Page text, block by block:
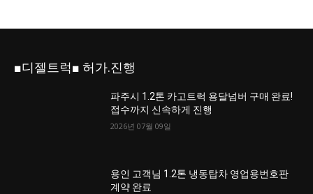
■디젤트럭■ 허가.진행
파주시 1.2톤 카고트럭 용달넘버 구매 완료!
접수까지 신속하게 진행
2026년 07월 09일
용인 고객님 1.2톤 냉동탑차 영업용번호판
계약 완료